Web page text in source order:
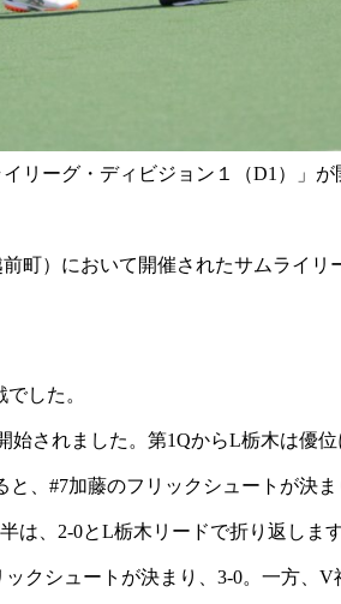
リーグ・ディビジョン１（D1）」
町）において開催されたサムライリ
した。
されました。第1QからL栃木は優
、#7加藤のフリックシュートが決
は、2-0とL栃木リードで折り返します
クシュートが決まり、3-0。一方、V